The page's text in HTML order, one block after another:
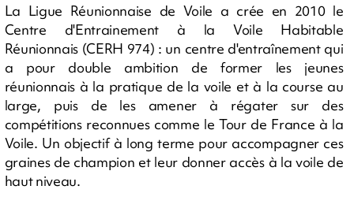
La Ligue Réunionnaise de Voile a crée en 2010 le
Centre d'Entrainement à la Voile Habitable
Réunionnais (CERH 974) : un centre d'entraînement qui
a pour double ambition de former les jeunes
réunionnais à la pratique de la voile et à la course au
large, puis de les amener à régater sur des
compétitions reconnues comme le Tour de France à la
Voile. Un objectif à long terme pour accompagner ces
graines de champion et leur donner accès à la voile de
haut niveau.